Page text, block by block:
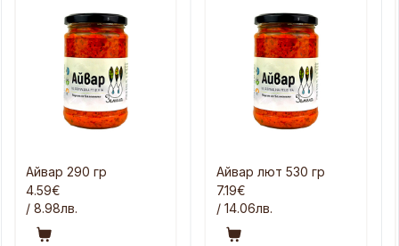
Айвар 290 гр
4.59€
/ 8.98лв.
Айвар лют 530 гр
7.19€
/ 14.06лв.